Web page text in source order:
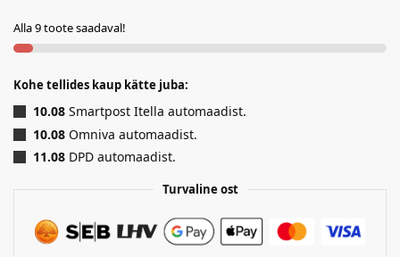
Alla 9 toote saadaval!
Kohe tellides kaup kätte juba:
10.08 Smartpost Itella automaadist.
10.08 Omniva automaadist.
11.08 DPD automaadist.
Turvaline ost